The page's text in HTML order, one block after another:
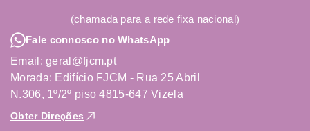
(chamada para a rede fixa nacional)
Fale connosco no WhatsApp
Email: geral@fjcm.pt
Morada: Edifício FJCM - Rua 25 Abril
N.306, 1º/2º piso 4815-647 Vizela
Obter Direções